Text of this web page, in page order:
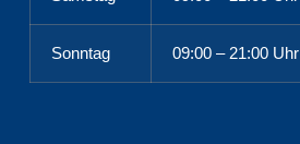
Sonntag 09:00 – 21:00 Uhr